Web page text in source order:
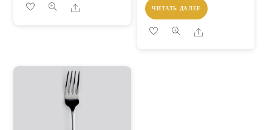
Share ЧИТАТЬ ДАЛЕЕ
Share